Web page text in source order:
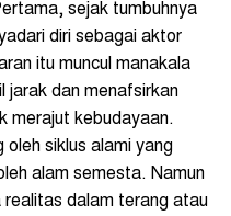
sejak tumbuhnya
diri sebagai aktor
itu muncul manakala
jarak dan menafsirkan
merajut kebudayaan.
oleh siklus alami yang
alam semesta. Namun
realitas dalam terang atau